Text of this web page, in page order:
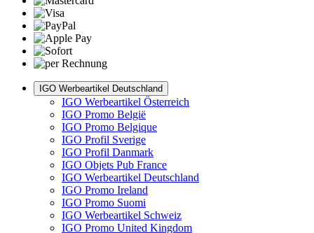
IGO Werbeartikel Deutschland
IGO Werbeartikel Österreich
IGO Promo België
IGO Promo Belgique
IGO Profil Sverige
IGO Profil Danmark
IGO Objets Pub France
IGO Werbeartikel Deutschland
IGO Promo Ireland
IGO Promo Suomi
IGO Werbeartikel Schweiz
IGO Promo United Kingdom